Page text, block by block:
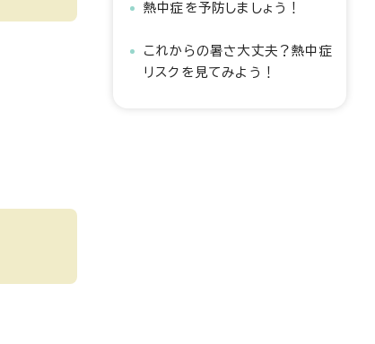
熱中症を予防しましょう！
これからの暑さ大丈夫？熱中症
リスクを見てみよう！